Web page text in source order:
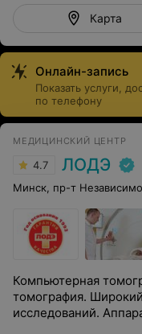
Карта
Онлайн-запись
Показать услуги,
по телефону
МЕДИЦИНСКИЙ ЦЕНТР
4.7 ЛОДЭ
Минск, пр-т
Компьютерная
томография.
исследований.